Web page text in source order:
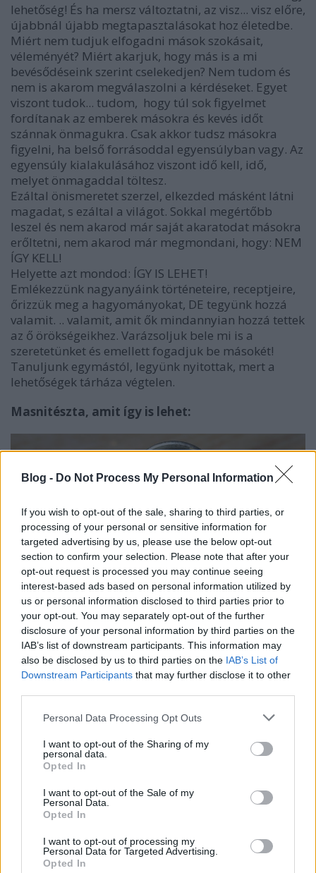
Blog - Do Not Process My Personal Information
If you wish to opt-out of the sale, sharing to third parties, or
processing of your personal or sensitive information for
targeted advertising by us, please use the below opt-out
section to confirm your selection. Please note that after your
opt-out request is processed you may continue seeing
interest-based ads based on personal information utilized by
us or personal information disclosed to third parties prior to
your opt-out. You may separately opt-out of the further
disclosure of your personal information by third parties on the
IAB’s list of downstream participants. This information may
also be disclosed by us to third parties on the IAB’s List of
Downstream Participants that may further disclose it to other
Please note that this website/app uses one or more Google
not limited to your visit or usage behaviour. You may click to
grant or deny consent to Google and its third-party tags to
use your data for below specified purposes in below Google
consent section.
Personal Data Processing Opt Outs
I want to opt-out of the Sharing of my
personal data.
Opted In
I want to opt-out of the Sale of my
Personal Data.
Opted In
I want to opt-out of processing my
Personal Data for Targeted Advertising.
Opted In
lehetőség! És ha mersz változtatni, az visz... visz előre,
újabbnál újabb megtapasztalásokat hoz életedbe.
Miért nem tudjuk elfogadni mások szokásait,
véleményét? Miért akarjuk, hogy más is a mi
bevésődéseink szerint cselekedjen? Nem tudom és
nem is akarom megválaszolni a kérdéseket. Egyet
viszont tudok... tudom, hogy túl sok figyelmet
fordítanak az emberek másokra és kevés időt
szánnak önmagukra. Csak akkor tudsz másokra
figyelni, ha belső forrásoddal egyensúlyban vagy. Az
egyensúly kialakulásához viszont idő kell, idő,
melyet önmagaddal töltesz.
Ezáltal önismeretet szerzel, elkezded másként látni
magadat, s ezáltal a világot. Sokkal megértőbb
leszel és nem akarod már saját akaratodat másokra
erőltetni, nem akarod már megmondani, hogy: NEM
ÍGY KELL!
Helyette azt mondod: ÍGY IS LEHET!
Emlékezzünk nagyanyáink történeteire, receptjeire,
őrizzük meg a hagyományokat, DE tegyünk hozzá
valamit. .. valamit, amit ők mindannyian hozzá tettek
az ő örökségeikhez. Varázsoljuk bele mi is a
szeretetünket és emellett fogadjuk be másokét!
Tanuljunk egymástól, legyünk nyitottak, mert a
lehetőségek tárháza végtelen.
Masnitészta, amit így is lehet:
Gyúrj tésztát, tojással vagy nélküle. Színezd, ízesítsd
kedvedre. A formázáshoz most egy ötletet adok,
amivel a masnitésztát kerekre formázhatod. Végy
középen nyomd össze, s tartsd rajta ujjaid egy